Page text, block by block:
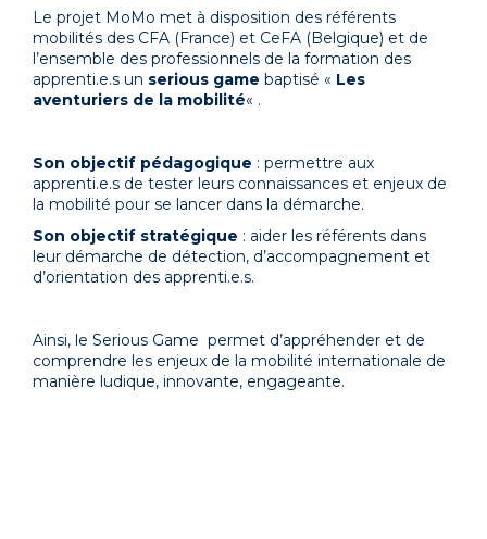
Le projet MoMo met à disposition des référents
mobilités des CFA (France) et CeFA (Belgique) et de
l’ensemble des professionnels de la formation des
apprenti.e.s un serious game baptisé « Les
aventuriers de la mobilité« .
Son objectif pédagogique : permettre aux
apprenti.e.s de tester leurs connaissances et enjeux de
la mobilité pour se lancer dans la démarche.
Son objectif stratégique : aider les référents dans
leur démarche de détection, d’accompagnement et
d’orientation des apprenti.e.s.
Ainsi, le Serious Game permet d’appréhender et de
comprendre les enjeux de la mobilité internationale de
manière ludique, innovante, engageante.